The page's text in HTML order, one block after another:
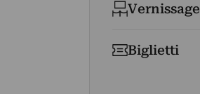
Vernissage
Biglietti